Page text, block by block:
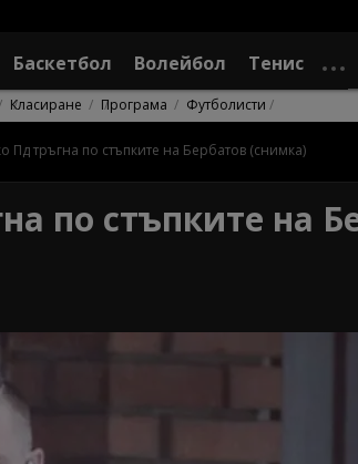
Баскетбол Волейбол Тенис
Класиране Програма Футболисти
Пд тръгна по стъпките на Бербатов (снимка)
по стъпките на